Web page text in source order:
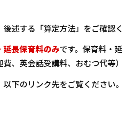
述する「算定方法」をご確認く
延長保育料のみです。保育料・
、英会話受講料、おむつ代等
下のリンク先をご覧ください。